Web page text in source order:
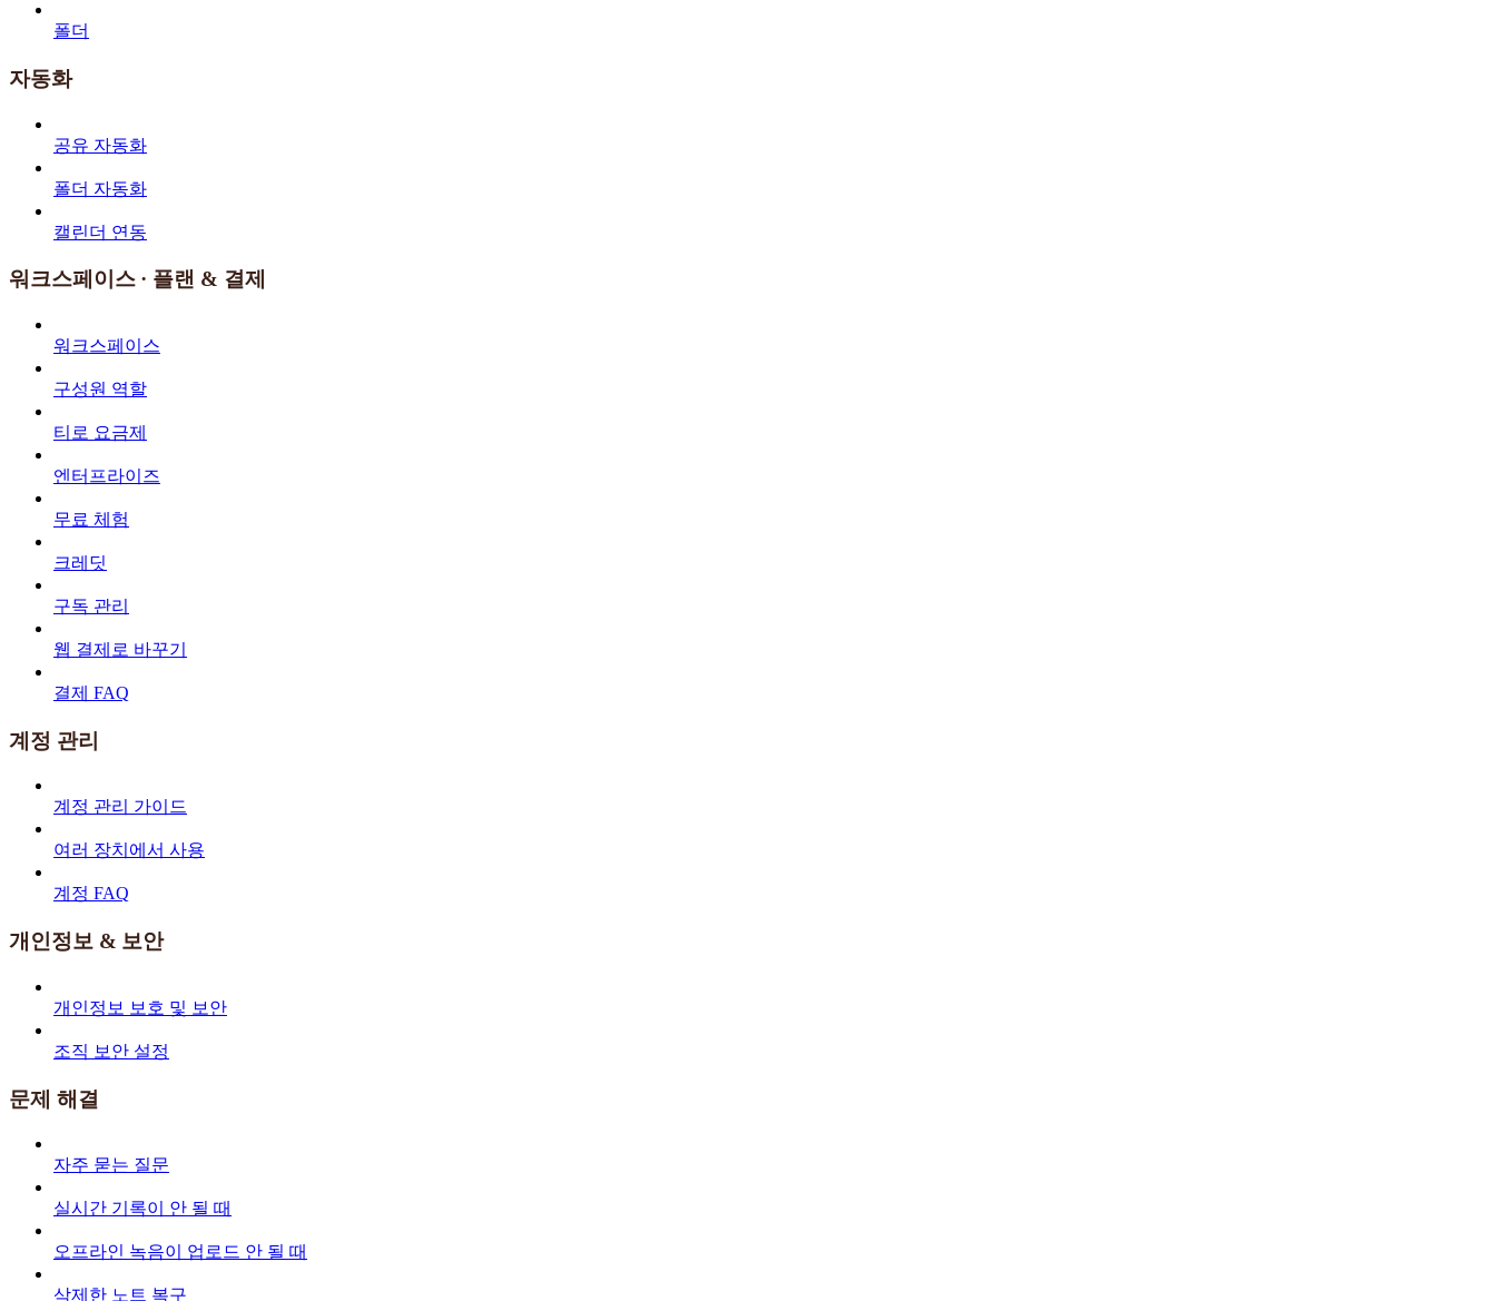
폴더
자동화
공유 자동화
폴더 자동화
캘린더 연동
워크스페이스 · 플랜 & 결제
워크스페이스
구성원 역할
티로 요금제
엔터프라이즈
무료 체험
크레딧
구독 관리
웹 결제로 바꾸기
결제 FAQ
계정 관리
계정 관리 가이드
여러 장치에서 사용
계정 FAQ
개인정보 & 보안
개인정보 보호 및 보안
조직 보안 설정
문제 해결
자주 묻는 질문
실시간 기록이 안 될 때
오프라인 녹음이 업로드 안 될 때
삭제한 노트 복구